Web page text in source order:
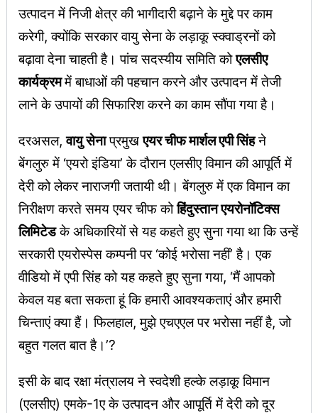
उत्पादन में निजी क्षेत्र की भागीदारी बढ़ाने के मुद्दे पर काम
करेगी, क्योंकि सरकार वायु सेना के लड़ाकू स्क्वाड्रनों को
बढ़ावा देना चाहती है। पांच सदस्यीय समिति कोएलसीए
कार्यक्रममें बाधाओं की पहचान करने और उत्पादन में तेजी
लाने के उपायों की सिफारिश करने का काम सौंपा गया है।
दरअसल,वायु सेनाप्रमुखएयर चीफ मार्शल एपी सिंहने
बेंगलुरु में ‘एयरो इंडिया’ के दौरान एलसीए विमान की आपूर्ति में
देरी को लेकर नाराजगी जतायी थी। बेंगलुरु में एक विमान का
निरीक्षण करते समय एयर चीफ कोहिंदुस्तान एयरोनॉटिक्स
लिमिटेडके अधिकारियों से यह कहते हुए सुना गया था कि उन्हें
सरकारी एयरोस्पेस कम्पनी पर ‘कोई भरोसा नहीं’ है। एक
वीडियो में एपी सिंह को यह कहते हुए सुना गया, ‘मैं आपको
केवल यह बता सकता हूं कि हमारी आवश्यकताएं और हमारी
चिन्ताएं क्या हैं। फिलहाल, मुझे एचएएल पर भरोसा नहीं है, जो
बहुत गलत बात है।’?
इसी के बाद रक्षा मंत्रालय ने स्वदेशी हल्के लड़ाकू विमान
(एलसीए) एमके-1ए के उत्पादन और आपूर्ति में देरी को दूर